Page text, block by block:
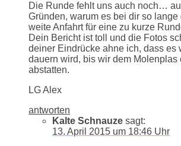
Die Runde fehlt uns auch noch…
Gründen, warum es bei dir so lange
weite Anfahrt für eine zu kurze
Dein Bericht ist toll und die Fotos
deiner Eindrücke ahne ich, dass es
dauern wird, bis wir dem Molenplas
abstatten.
LG Alex
antworten
Kalte Schnauze sagt:
13. April 2015 um 18:46 Uhr